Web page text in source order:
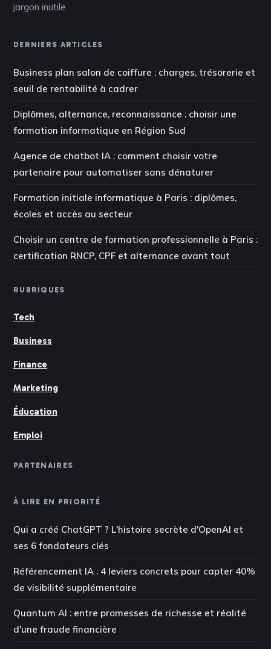
jargon inutile.
DERNIERS ARTICLES
Business plan salon de coiffure : charges, trésorerie et
seuil de rentabilité à cadrer
Diplômes, alternance, reconnaissance : choisir une
formation informatique en Région Sud
Agence de chatbot IA : comment choisir votre
partenaire pour automatiser sans dénaturer
Formation initiale informatique à Paris : diplômes,
écoles et accès au secteur
Choisir un centre de formation professionnelle à Paris :
certification RNCP, CPF et alternance avant tout
RUBRIQUES
Tech
Business
Finance
Marketing
Éducation
Emploi
PARTENAIRES
À LIRE EN PRIORITÉ
Qui a créé ChatGPT ? L'histoire secrète d'OpenAI et
ses 6 fondateurs clés
Référencement IA : 4 leviers concrets pour capter 40%
de visibilité supplémentaire
Quantum AI : entre promesses de richesse et réalité
d'une fraude financière